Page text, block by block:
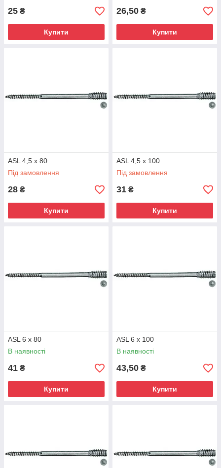
25 ₴
Купити
26,50 ₴
Купити
ASL 4,5 x 80
Під замовлення
28 ₴
Купити
ASL 4,5 x 100
Під замовлення
31 ₴
Купити
ASL 6 x 80
В наявності
41 ₴
Купити
ASL 6 x 100
В наявності
43,50 ₴
Купити